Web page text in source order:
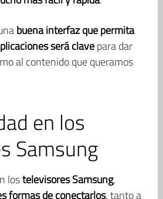
buena interfaz que permita
será clavepara dar
al contenido que queramos
en los
Samsung
lostelevisores Samsung,
formas de conectarlos, tanto a